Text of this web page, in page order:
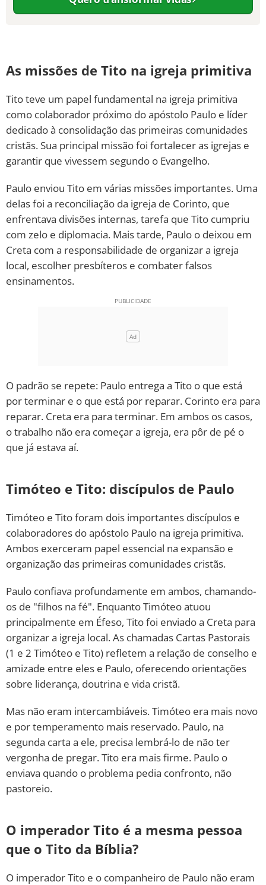
As missões de Tito na igreja primitiva
Tito teve um papel fundamental na igreja primitiva
como colaborador próximo do apóstolo Paulo e líder
dedicado à consolidação das primeiras comunidades
cristãs. Sua principal missão foi fortalecer as igrejas e
garantir que vivessem segundo o Evangelho.
Paulo enviou Tito em várias missões importantes. Uma
delas foi a reconciliação da igreja de Corinto, que
enfrentava divisões internas, tarefa que Tito cumpriu
com zelo e diplomacia. Mais tarde, Paulo o deixou em
Creta com a responsabilidade de organizar a igreja
local, escolher presbíteros e combater falsos
ensinamentos.
O padrão se repete: Paulo entrega a Tito o que está
por terminar e o que está por reparar. Corinto era para
reparar. Creta era para terminar. Em ambos os casos,
o trabalho não era começar a igreja, era pôr de pé o
que já estava aí.
Timóteo e Tito: discípulos de Paulo
Timóteo e Tito foram dois importantes discípulos e
colaboradores do apóstolo Paulo na igreja primitiva.
Ambos exerceram papel essencial na expansão e
organização das primeiras comunidades cristãs.
Paulo confiava profundamente em ambos, chamando-
os de "filhos na fé". Enquanto Timóteo atuou
principalmente em Éfeso, Tito foi enviado a Creta para
organizar a igreja local. As chamadas Cartas Pastorais
(1 e 2 Timóteo e Tito) refletem a relação de conselho e
amizade entre eles e Paulo, oferecendo orientações
sobre liderança, doutrina e vida cristã.
Mas não eram intercambiáveis. Timóteo era mais novo
e por temperamento mais reservado. Paulo, na
segunda carta a ele, precisa lembrá-lo de não ter
vergonha de pregar. Tito era mais firme. Paulo o
enviava quando o problema pedia confronto, não
pastoreio.
O imperador Tito é a mesma pessoa
que o Tito da Bíblia?
O imperador Tito e o companheiro de Paulo não eram